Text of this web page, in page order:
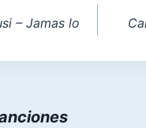
– Jamas lo